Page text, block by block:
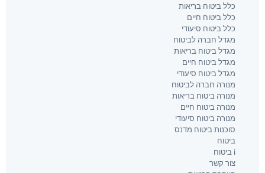
כלל ביטוח בריאות
כלל ביטוח חיים
כלל ביטוח סיעודי
מגדל חברה לביטוח
מגדל ביטוח בריאות
מגדל ביטוח חיים
מגדל ביטוח סיעודי
מנורה חברה לביטוח
מנורה ביטוח בריאות
מנורה ביטוח חיים
מנורה ביטוח סיעודי
סוכנות ביטוח מדנס
ביטוח
i ביטוח
צור קשר